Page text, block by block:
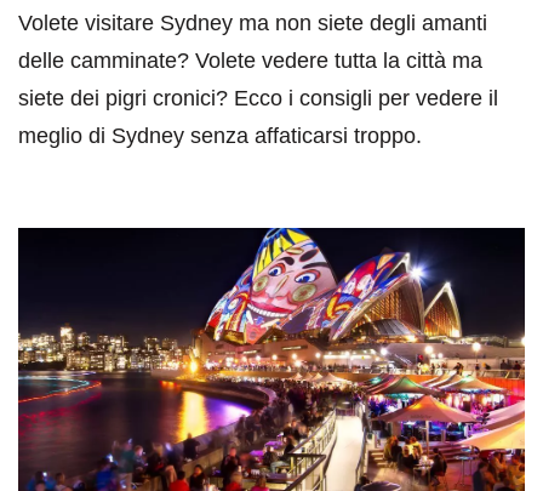
Volete visitare Sydney ma non siete degli amanti
delle camminate? Volete vedere tutta la città ma
siete dei pigri cronici? Ecco i consigli per vedere il
meglio di Sydney senza affaticarsi troppo.